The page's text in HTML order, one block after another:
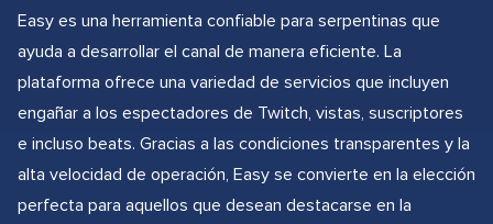
Easy es una herramienta confiable para serpentinas que
ayuda a desarrollar el canal de manera eficiente. La
plataforma ofrece una variedad de servicios que incluyen
engañar a los espectadores de Twitch, vistas, suscriptores
e incluso beats. Gracias a las condiciones transparentes y la
alta velocidad de operación, Easy se convierte en la elección
perfecta para aquellos que desean destacarse en la